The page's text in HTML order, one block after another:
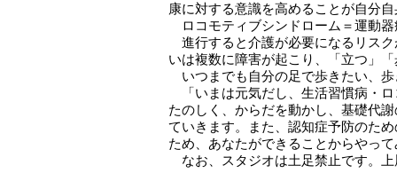
康に対する意識を高めることが自分
ロコモティブシンドローム＝運動
進行すると介護が必要になるリス
いは複数に障害が起こり、「立つ」
いつまでも自分の足で歩きたい、
「いまは元気だし、生活習慣病・
たのしく、からだを動かし、基礎代
ていきます。また、認知症予防のた
ため、あなたができることからやっ
なお、スタジオは土足禁止です。